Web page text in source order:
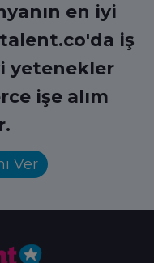
en iyi
iş
yetenekler
işe alım
Ver